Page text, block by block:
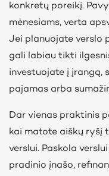
konkretų poreikį.
mėnesiams, verta
Jei planuojate verslo
gali labiau tikti
investuojate į įrangą,
pajamas arba
Dar vienas praktinis
kai matote aiškų ryšį
verslui. Paskola
pradinio įnašo,